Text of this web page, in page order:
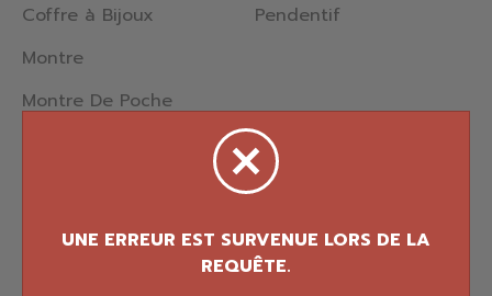
Coffre à Bijoux
Montre
Montre De Poche
Nettoyeur
Pendentif
© 2026 Bijouterie Fortier Design. Tous droits